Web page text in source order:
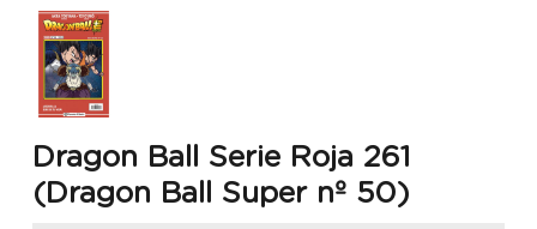
Dragon Ball Serie Roja 261
(Dragon Ball Super nº 50)